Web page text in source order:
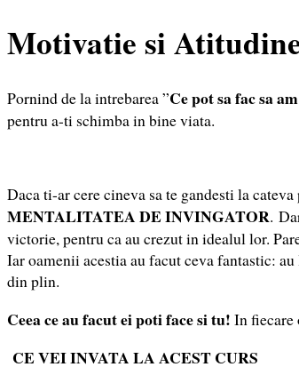
Motivatie si
Pornind de la intrebarea ”Ce pot sa fac sa
pentru a-ti schimba in bine viata.
Daca ti-ar cere cineva sa te gandesti la
MENTALITATEA DE INVINGATOR.
victorie, pentru ca au crezut in idealul lor.
Iar oamenii acestia au facut ceva fantastic:
din plin.
Ceea ce au facut ei poti face si tu! In fiecare
CE VEI INVATA LA ACEST CURS